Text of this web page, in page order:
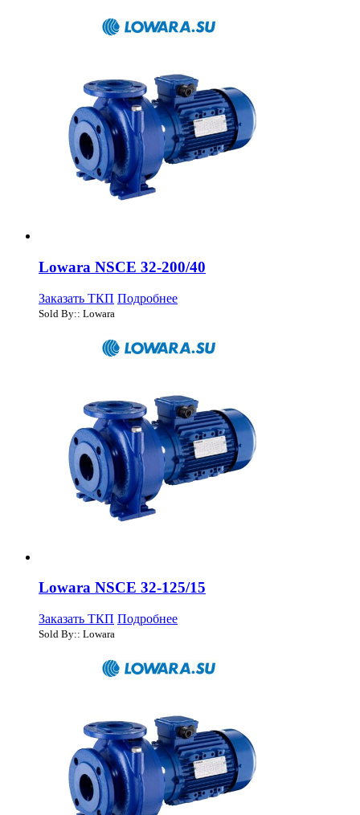
Lowara NSCE 32-200/40
Заказать ТКП Подробнее
Sold By:: Lowara
Lowara NSCE 32-125/15
Заказать ТКП Подробнее
Sold By:: Lowara